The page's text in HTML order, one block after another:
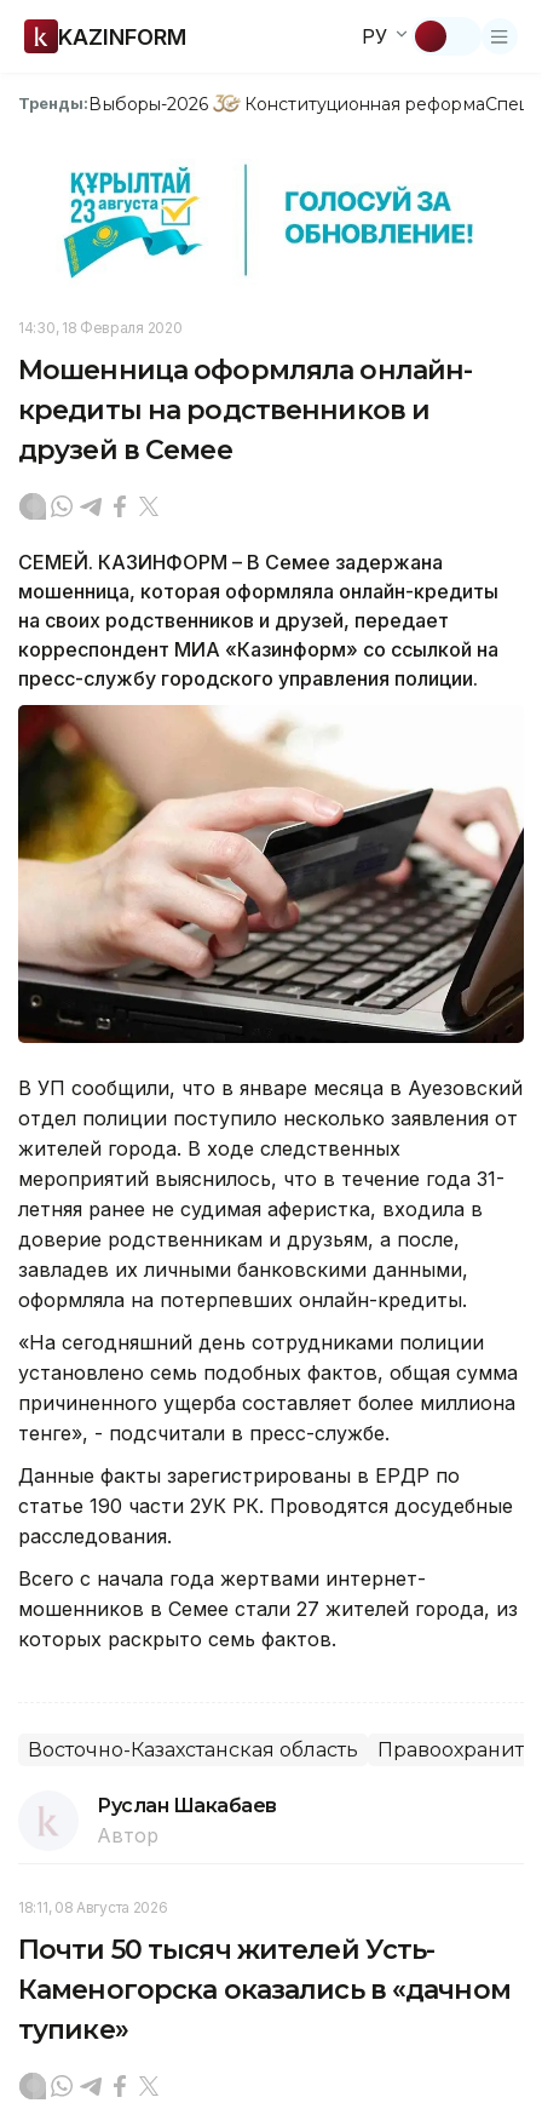
KAZINFORM РУ
Тренды:Выборы-2026 Конституционная реформа
14:30, 18 Февраля 2020
Мошенница оформляла онлайн-
кредиты на родственников и
друзей в Семее
СЕМЕЙ. КАЗИНФОРМ – В Семее задержана
мошенница, которая оформляла онлайн-кредиты
на своих родственников и друзей, передает
корреспондент МИА «Казинформ» со ссылкой на
пресс-службу городского управления полиции.
В УП сообщили, что в январе месяца в Ауезовский
отдел полиции поступило несколько заявления от
жителей города. В ходе следственных
мероприятий выяснилось, что в течение года 31-
летняя ранее не судимая аферистка, входила в
доверие родственникам и друзьям, а после,
завладев их личными банковскими данными,
оформляла на потерпевших онлайн-кредиты.
«На сегодняшний день сотрудниками полиции
установлено семь подобных фактов, общая сумма
причиненного ущерба составляет более миллиона
тенге», - подсчитали в пресс-службе.
Данные факты зарегистрированы в ЕРДР по
статье 190 части 2УК РК. Проводятся досудебные
расследования.
Всего с начала года жертвами интернет-
мошенников в Семее стали 27 жителей города, из
которых раскрыто семь фактов.
Восточно-Казахстанская область
Руслан Шакабаев
Автор
18:11, 08 Августа 2026
Почти 50 тысяч жителей Усть-
Каменогорска оказались в «дачном
тупике»